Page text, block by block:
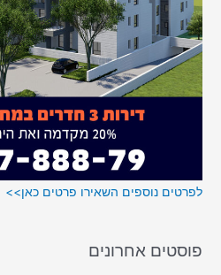
לפרטים נוספים השאירו פרטים כאן>>
פוסטים אחרונים